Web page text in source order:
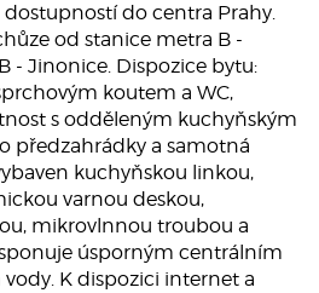
dostupností do centra Prahy.
od stanice metra B -
- Jinonice. Dispozice bytu:
koutem a WC,
s odděleným kuchyňským
předzahrádky a samotná
kuchyňskou linkou,
varnou deskou,
mikrovlnnou troubou a
úsporným centrálním
K dispozici internet a